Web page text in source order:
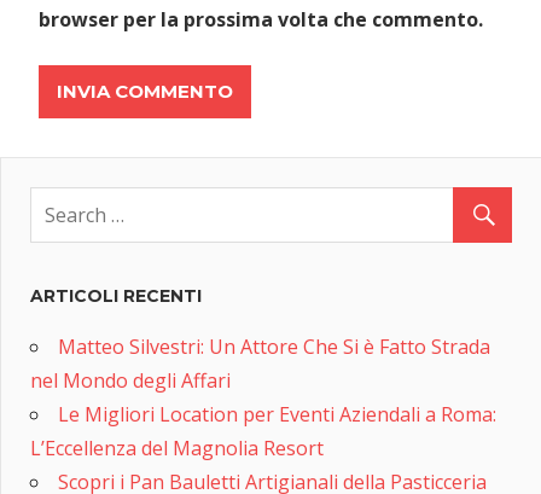
browser per la prossima volta che commento.
ARTICOLI RECENTI
Matteo Silvestri: Un Attore Che Si è Fatto Strada
nel Mondo degli Affari
Le Migliori Location per Eventi Aziendali a Roma:
L’Eccellenza del Magnolia Resort
Scopri i Pan Bauletti Artigianali della Pasticceria